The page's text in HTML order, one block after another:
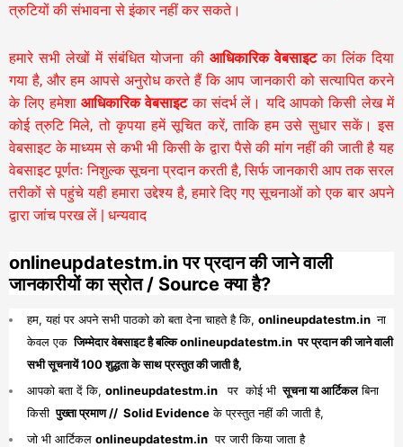
त्रुटियों की संभावना से इंकार नहीं कर सकते।
हमारे सभी लेखों में संबंधित योजना की आधिकारिक वेबसाइटका लिंक दिया
गया है, और हम आपसे अनुरोध करते हैं कि आप जानकारी को सत्यापित करने
के लिए हमेशा आधिकारिक वेबसाइटका संदर्भ लें। यदि आपको किसी लेख में
कोई त्रुटि मिले, तो कृपया हमें सूचित करें, ताकि हम उसे सुधार सकें। इस
वेबसाइट के माध्यम से कभी भी किसी के द्वारा पैसे की मांग नहीं की जाती है यह
वेबसाइट पूर्णतः निशुल्क सूचना प्रदान करती है,सिर्फ जानकारी आप तक सरल
तरीकों से पहुंचे यही हमारा उद्देश्य है, हमारे दिए गए सूचनाओं को एक बार अपने
द्वारा जांच परख लें | धन्यवाद
onlineupdatestm.in पर प्रदान की जाने वाली
जानकारीयों का स्रोत / Source क्या है?
हम, यहां पर अपने सभी पाठको को बता देना चाहते है कि, onlineupdatestm.in ना
केवल एक जिम्मेदार वेबसाइट है बल्कि onlineupdatestm.in पर प्रदान की जाने वाली
सभी सूचनायें 100 शुद्धता के साथ प्रस्तुत की जाती है,
आपको बता दें कि, onlineupdatestm.in पर कोई भी सूचना या आर्टिकलबिना
किसी पुख्ता प्रमाण // Solid Evidenceके प्रस्तुत नहीं की जाती है,
जो भी आर्टिकल onlineupdatestm.in पर जारी किया जाता है